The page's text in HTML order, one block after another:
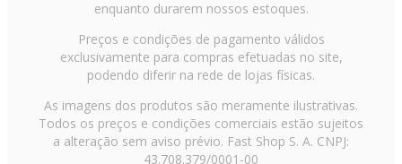
7899831311361 (220V)
Itens inclusos
enquanto durarem nossos estoques.
Preços e condições de pagamento válidos
exclusivamente para compras efetuadas no site,
podendo diferir na rede de lojas físicas.
As imagens dos produtos são meramente ilustrativas.
Todos os preços e condições comerciais estão sujeitos
a alteração sem aviso prévio. Fast Shop S. A. CNPJ:
43.708.379/0001-00